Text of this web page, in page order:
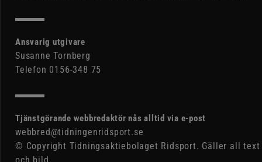
Ansvarig utgivare
Susanne Tornberg
Telefon 0156-348 75
Tjänstgörande webbredaktör nås alltid via e-post
webbred@tidningenridsport.se
© Copyright Tidningsaktiebolaget Ridsport. Gäller all text